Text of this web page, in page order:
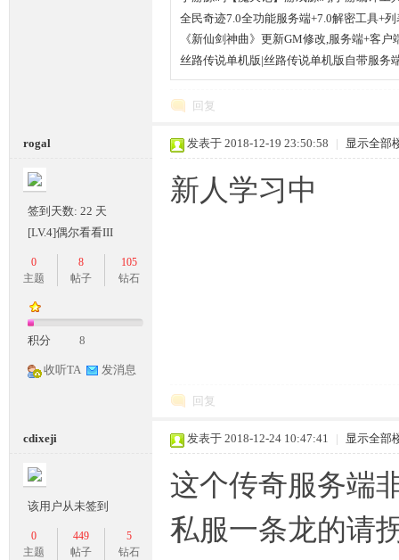
M
全民奇迹7.0全功能服务端+7.0解密工具+
《新仙剑神曲》更新GM修改,服务端+客
丝路传说单机版|丝路传说单机版自带服务
回复
rogal
签到天数: 22 天
[LV.4]偶尔看看III
0
主题
8
帖子
105
钻石
积分 8
收听TA 发消息
发表于 2018-12-19 23:50:58 | 显示全部
新人学习中
回复
cdixeji
该用户从未签到
0
主题
449
帖子
5
钻石
发表于 2018-12-24 10:47:41 | 显示全部
这个传奇服务端
私服一条龙的请